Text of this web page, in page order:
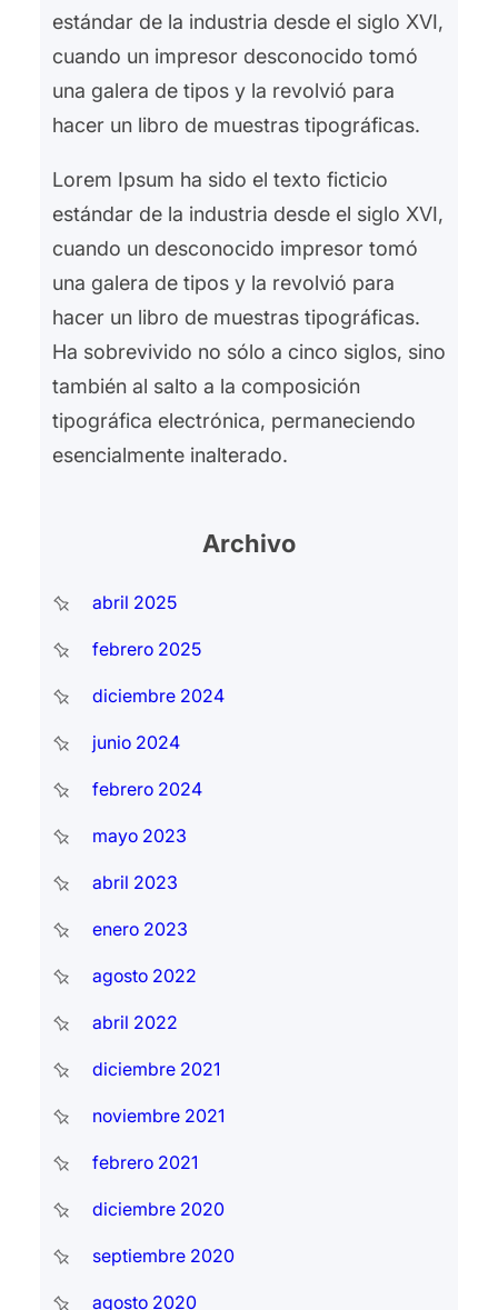
estándar de la industria desde el siglo XVI,
cuando un impresor desconocido tomó
una galera de tipos y la revolvió para
hacer un libro de muestras tipográficas.
Lorem Ipsum ha sido el texto ficticio
estándar de la industria desde el siglo XVI,
cuando un desconocido impresor tomó
una galera de tipos y la revolvió para
hacer un libro de muestras tipográficas.
Ha sobrevivido no sólo a cinco siglos, sino
también al salto a la composición
tipográfica electrónica, permaneciendo
esencialmente inalterado.
Archivo
abril 2025
febrero 2025
diciembre 2024
junio 2024
febrero 2024
mayo 2023
abril 2023
enero 2023
agosto 2022
abril 2022
diciembre 2021
noviembre 2021
febrero 2021
diciembre 2020
septiembre 2020
agosto 2020